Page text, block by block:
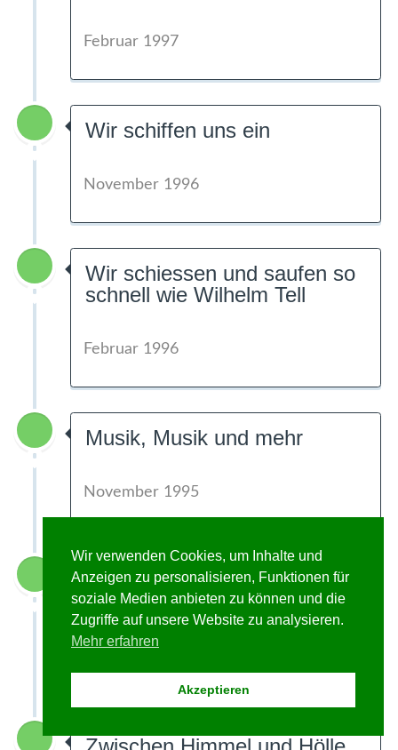
Februar 1997
Wir schiffen uns ein
November 1996
Wir schiessen und saufen so
schnell wie Wilhelm Tell
Februar 1996
Musik, Musik und mehr
November 1995
Da wackelt zum Spasse die
Grüne Oase
Wir verwenden Cookies, um Inhalte und
Anzeigen zu personalisieren, Funktionen für
soziale Medien anbieten zu können und die
Zugriffe auf unsere Website zu analysieren.
Mehr erfahren
Akzeptieren